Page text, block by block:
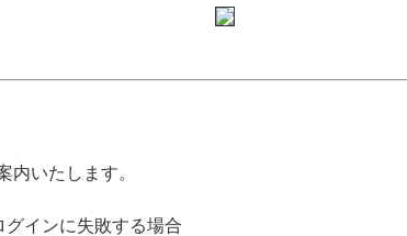
内いたします。
グインに失敗する場合